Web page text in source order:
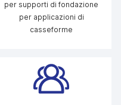
per supporti di fondazione
per applicazioni di
casseforme